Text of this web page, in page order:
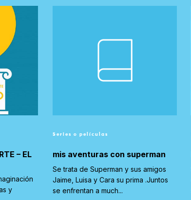
– EL
y
Series o películas
mis aventuras con superman
Se trata de Superman y sus amigos
Jaime, Luisa y Cara su prima .Juntos
se enfrentan a much...